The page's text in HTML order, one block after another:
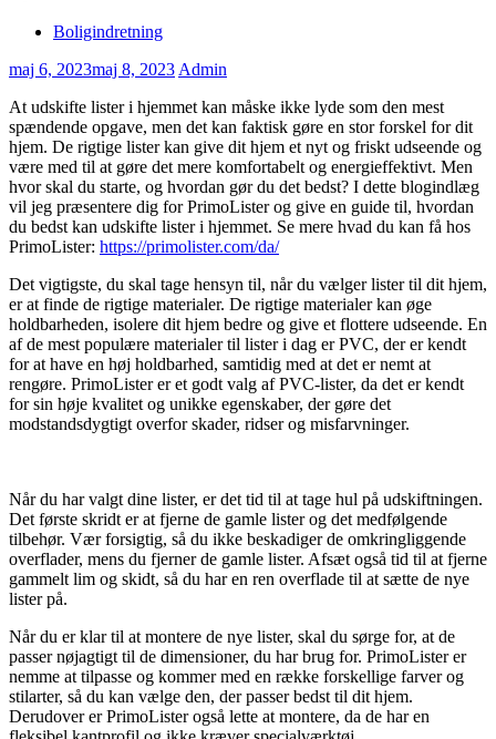
Boligindretning
maj 6, 2023maj 8, 2023 Admin
At udskifte lister i hjemmet kan måske ikke lyde som den mest
spændende opgave, men det kan faktisk gøre en stor forskel for dit
hjem. De rigtige lister kan give dit hjem et nyt og friskt udseende og
være med til at gøre det mere komfortabelt og energieffektivt. Men
hvor skal du starte, og hvordan gør du det bedst? I dette blogindlæg
vil jeg præsentere dig for PrimoLister og give en guide til, hvordan
du bedst kan udskifte lister i hjemmet. Se mere hvad du kan få hos
PrimoLister: https://primolister.com/da/
Det vigtigste, du skal tage hensyn til, når du vælger lister til dit hjem,
er at finde de rigtige materialer. De rigtige materialer kan øge
holdbarheden, isolere dit hjem bedre og give et flottere udseende. En
af de mest populære materialer til lister i dag er PVC, der er kendt
for at have en høj holdbarhed, samtidig med at det er nemt at
rengøre. PrimoLister er et godt valg af PVC-lister, da det er kendt
for sin høje kvalitet og unikke egenskaber, der gøre det
modstandsdygtigt overfor skader, ridser og misfarvninger.
Når du har valgt dine lister, er det tid til at tage hul på udskiftningen.
Det første skridt er at fjerne de gamle lister og det medfølgende
tilbehør. Vær forsigtig, så du ikke beskadiger de omkringliggende
overflader, mens du fjerner de gamle lister. Afsæt også tid til at fjerne
gammelt lim og skidt, så du har en ren overflade til at sætte de nye
lister på.
Når du er klar til at montere de nye lister, skal du sørge for, at de
passer nøjagtigt til de dimensioner, du har brug for. PrimoLister er
nemme at tilpasse og kommer med en række forskellige farver og
stilarter, så du kan vælge den, der passer bedst til dit hjem.
Derudover er PrimoLister også lette at montere, da de har en